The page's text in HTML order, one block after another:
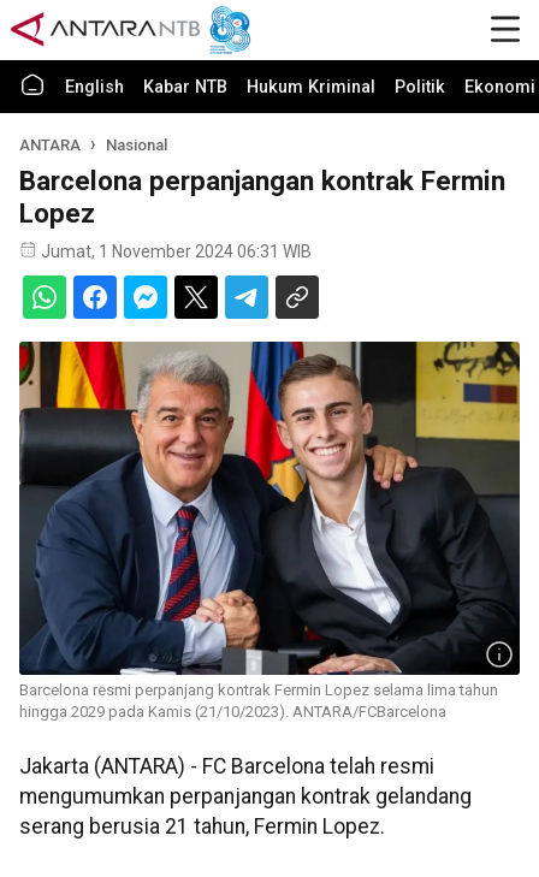
English Kabar NTB Hukum Kriminal Politik
ANTARA Nasional
Barcelona perpanjangan kontrak Fermin
Lopez
Jumat, 1 November 2024 06:31 WIB
Barcelona resmi perpanjang kontrak Fermin Lopez selama lima tahun
hingga 2029 pada Kamis (21/10/2023). ANTARA/FCBarcelona
Jakarta (ANTARA) - FC Barcelona telah resmi
mengumumkan perpanjangan kontrak gelandang
serang berusia 21 tahun, Fermin Lopez.